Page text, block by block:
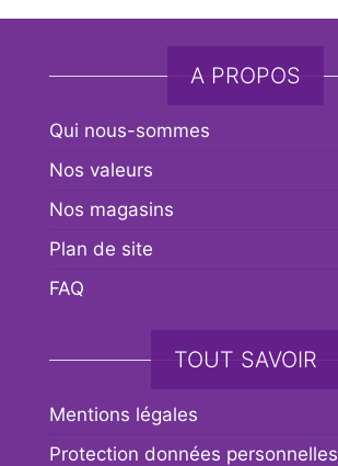
A PROPOS
Qui nous-sommes
Nos valeurs
Nos magasins
Plan de site
FAQ
TOUT SAVOIR
Mentions légales
Protection données personnelles